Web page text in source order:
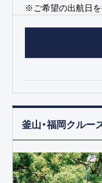
※ご希望の出航日
釜山・福岡クル